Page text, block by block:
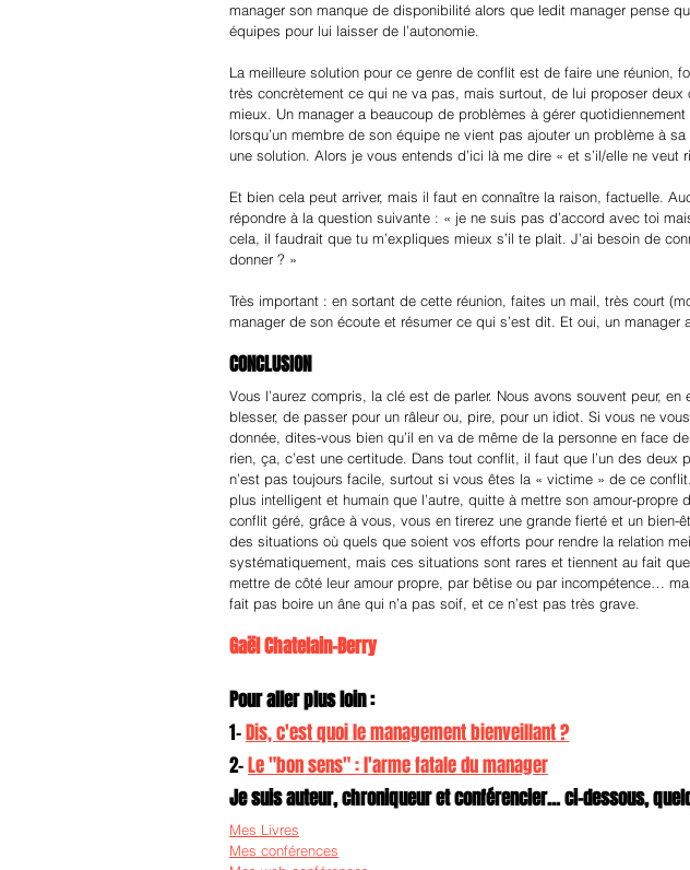
manager son manque de disponibilité alors que ledit manager pense
équipes pour lui laisser de l’autonomie.
La meilleure solution pour ce genre de conflit est de faire une réunion,
très concrètement ce qui ne va pas, mais surtout, de lui proposer
mieux. Un manager a beaucoup de problèmes à gérer
lorsqu’un membre de son équipe ne vient pas ajouter un problème à
une solution. Alors je vous entends d’ici là me dire « et s’il/elle ne veut
Et bien cela peut arriver, mais il faut en connaître la raison, factuelle.
répondre à la question suivante : « je ne suis pas d’accord avec toi
cela, il faudrait que tu m’expliques mieux s’il te plait. J’ai besoin de
donner ? »
Très important : en sortant de cette réunion, faites un mail, très court
manager de son écoute et résumer ce qui s’est dit. Et oui, un manager
CONCLUSION
Vous l’aurez compris, la clé est de parler. Nous avons souvent peur,
blesser, de passer pour un râleur ou, pire, pour un idiot. Si vous ne
donnée, dites-vous bien qu’il en va de même de la personne en face
rien, ça, c’est une certitude. Dans tout conflit, il faut que l’un des deux
n’est pas toujours facile, surtout si vous êtes la « victime » de ce
plus intelligent et humain que l’autre, quitte à mettre son amour-
conflit géré, grâce à vous, vous en tirerez une grande fierté et un bien-
des situations où quels que soient vos efforts pour rendre la relation
systématiquement, mais ces situations sont rares et tiennent au fait
mettre de côté leur amour propre, par bêtise ou par incompétence…
fait pas boire un âne qui n’a pas soif, et ce n’est pas très grave.
Gaël Chatelain-Berry
Pour aller plus loin :
1- Dis, c'est quoi le management bienveillant ?
2- Le "bon sens" : l'arme fatale du manager
Je suis auteur, chroniqueur et conférencier... ci-dessous,
Mes Livres
Mes conférences